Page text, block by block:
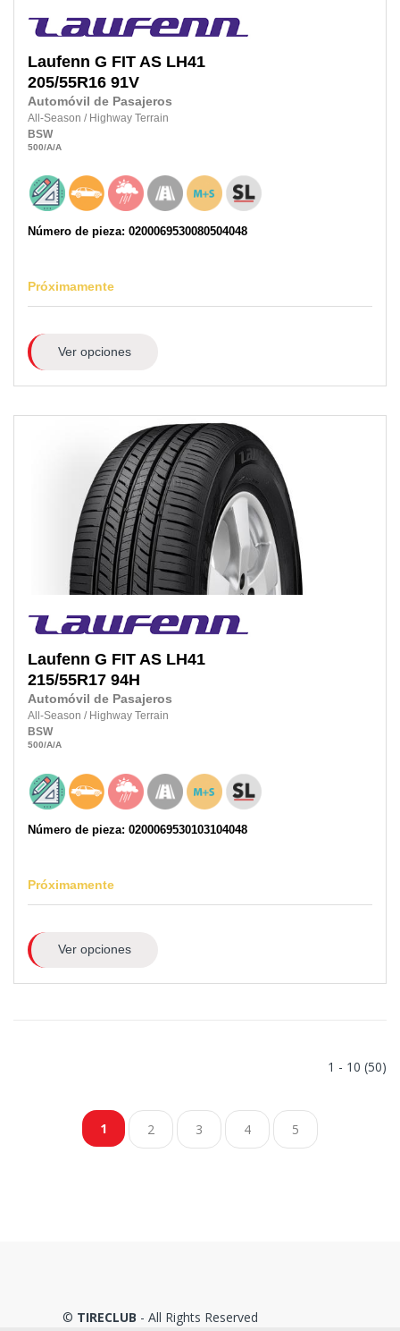
Laufenn G FIT AS LH41
205/55R16 91V
Automóvil de Pasajeros
All-Season / Highway Terrain
BSW
500/A/A
Número de pieza: 0200069530080504048
Próximamente
Ver opciones
Laufenn G FIT AS LH41
215/55R17 94H
Automóvil de Pasajeros
All-Season / Highway Terrain
BSW
500/A/A
Número de pieza: 0200069530103104048
Próximamente
Ver opciones
1 - 10 (50)
1 2 3 4 5
© TIRECLUB - All Rights Reserved